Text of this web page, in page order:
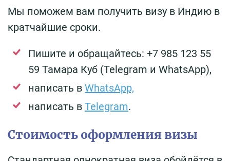
Мы поможем вам получить визу в Индию в
кратчайшие сроки.
Пишите и обращайтесь: +7 985 123 55
59 Тамара Куб (Telegram и WhatsApp),
написать в WhatsApp,
написать в Telegram.
Стоимость оформления визы